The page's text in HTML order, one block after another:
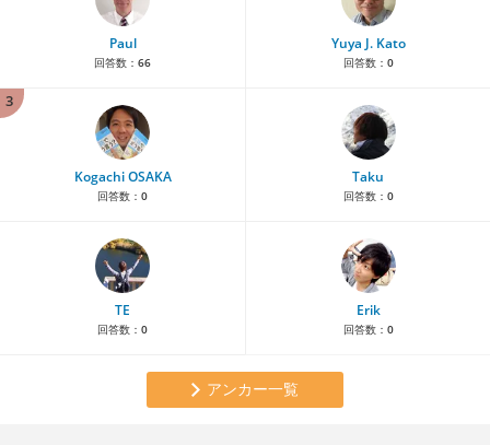
Paul
回答数： 66
Yuya J. Kato
回答数： 0
3
Kogachi OSAKA
回答数： 0
Taku
回答数： 0
TE
回答数： 0
Erik
回答数： 0
アンカー一覧